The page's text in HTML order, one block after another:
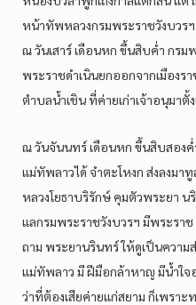
หน้าทัพหลวงกรมพระราชวังบวรฯ
ณ วันเสาร์ เดือนหก ขึ้นสิบค่ำ กรม
พระราชดำเนินยกออกจากเมือง
ตำบลน้ำเชิน ที่ค่ายเก่าเจ้าอนุมาตั้
ณ วันจันนทร์ เดือนหก ขึ้นสิบสอง
แม่ทัพลาวได้ จำตะโหงก ส่งลงมา
หลวงโยธาบริรักษ์ คุมตัวพระยา น
แลกรมพระราชวังบวรฯ มีพระรา
ถาม พระยานรินทร์ ให้ดูเป็นควา
แม่ทัพลาว มี ฝีมือกล้าหาญ มีน้ำใจ
ว่าที่ต้องเสียค่ายแก่สยาม ก็เพรา